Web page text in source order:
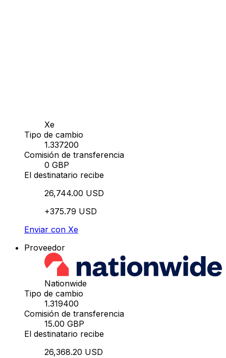
Xe
Tipo de cambio
1.337200
Comisión de transferencia
0 GBP
El destinatario recibe
26,744.00 USD
+375.79 USD
Enviar con Xe
Proveedor
Nationwide
Tipo de cambio
1.319400
Comisión de transferencia
15.00 GBP
El destinatario recibe
26,368.20 USD